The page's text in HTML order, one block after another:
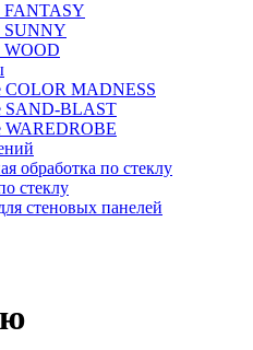
FANTASY
SUNNY
WOOD
MADNESS
BLAST
обработка по стеклу
стеклу
стеновых панелей